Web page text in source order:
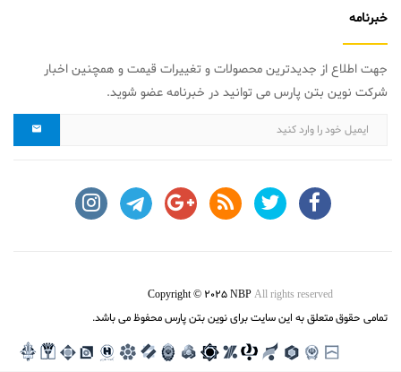
خبرنامه
جهت اطلاع از جدیدترین محصولات و تغییرات قیمت و همچنین اخبار
شرکت نوین بتن پارس می توانید در خبرنامه عضو شوید.
Copyright © 2025 NBPAll rights reserved
تمامی حقوق متعلق به این سایت برای نوین بتن پارس محفوظ می باشد.